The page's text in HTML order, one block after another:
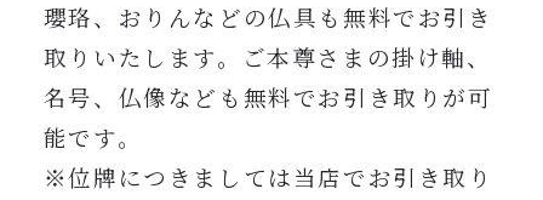
瓔珞、おりんなどの仏具も無料でお引き
取りいたします。ご本尊さまの掛け軸、
名号、仏像なども無料でお引き取りが可
能です。
※位牌につきましては当店でお引き取り